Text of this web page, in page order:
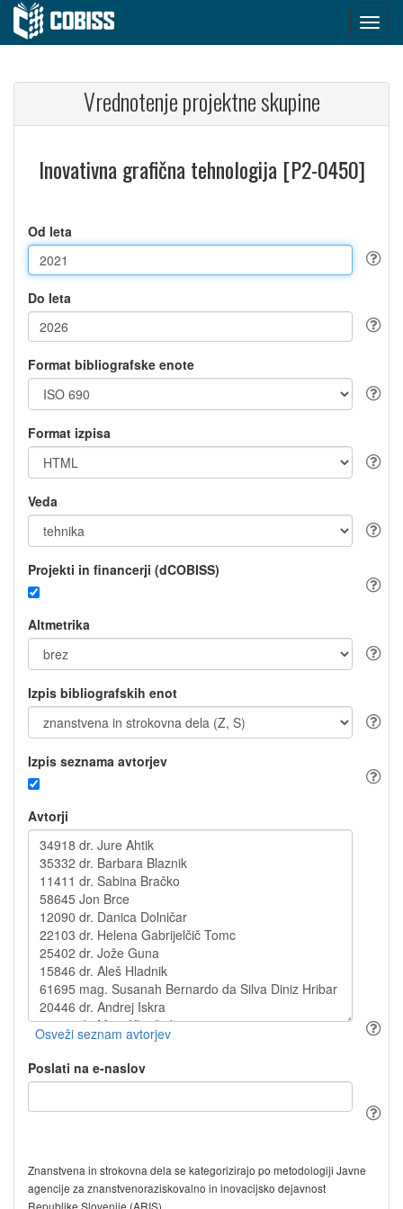
Vrednotenje projektne skupine
Inovativna grafična tehnologija [P2-0450]
Od leta
Do leta
Format bibliografske enote
Format izpisa
Veda
Projekti in financerji (dCOBISS)
Altmetrika
Izpis bibliografskih enot
Izpis seznama avtorjev
Avtorji
Poslati na e-naslov
Znanstvena in strokovna dela se kategorizirajo po metodologiji Javne
agencije za znanstvenoraziskovalno in inovacijsko dejavnost
Republike Slovenije (ARIS).